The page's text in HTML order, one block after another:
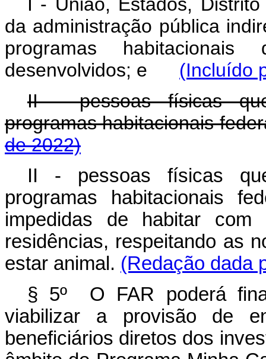
I - União, Estados,
da administração pública
programas
desenvolvidos; e (Incluído
II - pessoas físicas
programas habitacionais
de 2022)
II - pessoas físicas
programas habitacionais
impedidas de habitar com
residências, respeitando as
estar animal. (Redação dada
§ 5º O FAR poderá
viabilizar a provisão de
beneficiários diretos dos